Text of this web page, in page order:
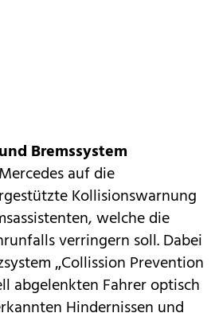
Bremssystem
auf die
Kollisionswarnung
welche die
verringern soll. Dabei
„Collission Prevention
abgelenkten Fahrer optisch